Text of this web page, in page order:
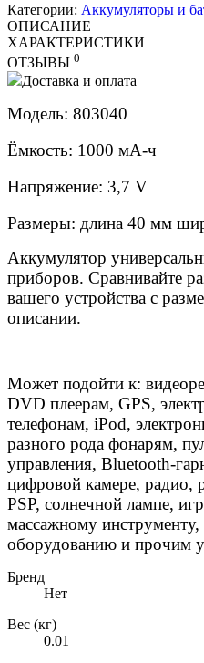
Категории: Аккумуляторы и
ОПИСАНИЕ
ХАРАКТЕРИСТИКИ
ОТЗЫВЫ 0
Доставка и оплата
Модель: 803040
Ёмкость: 1000 мА-ч
Напряжение: 3,7 V
Размеры: длина 40 мм
Аккумулятор
приборов. Сравнивайте
вашего устройства с
описании.
Может подойти к:
DVD плеерам, GPS,
телефонам, iPod,
разного рода фонарям,
управления, Bluetooth-
цифровой камере, радио,
PSP, солнечной лампе,
массажному
оборудованию и прочим
Бренд
Нет
Вес (кг)
0.01